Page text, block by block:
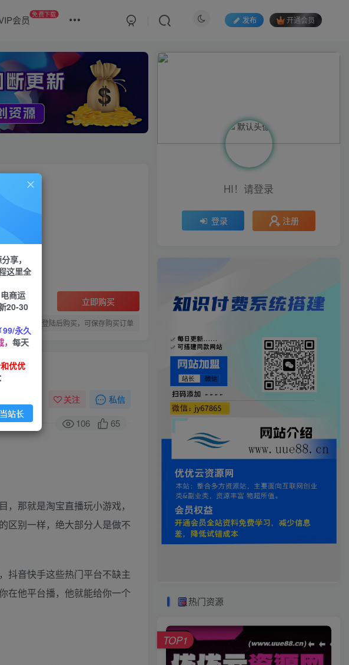
会员 免费下载
发布 开通会员
立即购买
未登录！建议登陆后购买，可保存购买订单
关注 私信
106 65
那就是淘宝直播玩小游戏，
区别一样，绝大部分人是做不
抖音快手这些热门平台不缺主
在他平台播，他就能给你一个
HI！请登录
登录 注册
热门资源
TOP1
享，
这里全
商运
20-30
99/永久
每天
优优
站长